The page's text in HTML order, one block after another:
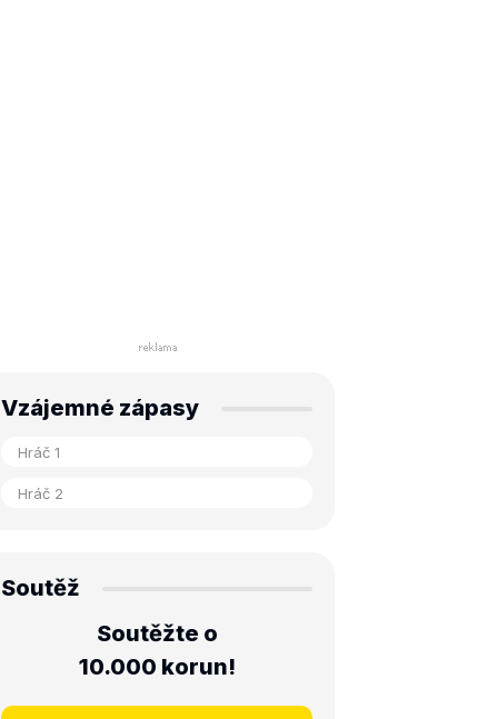
Vzájemné zápasy
Soutěž
Soutěžte o
10.000 korun!